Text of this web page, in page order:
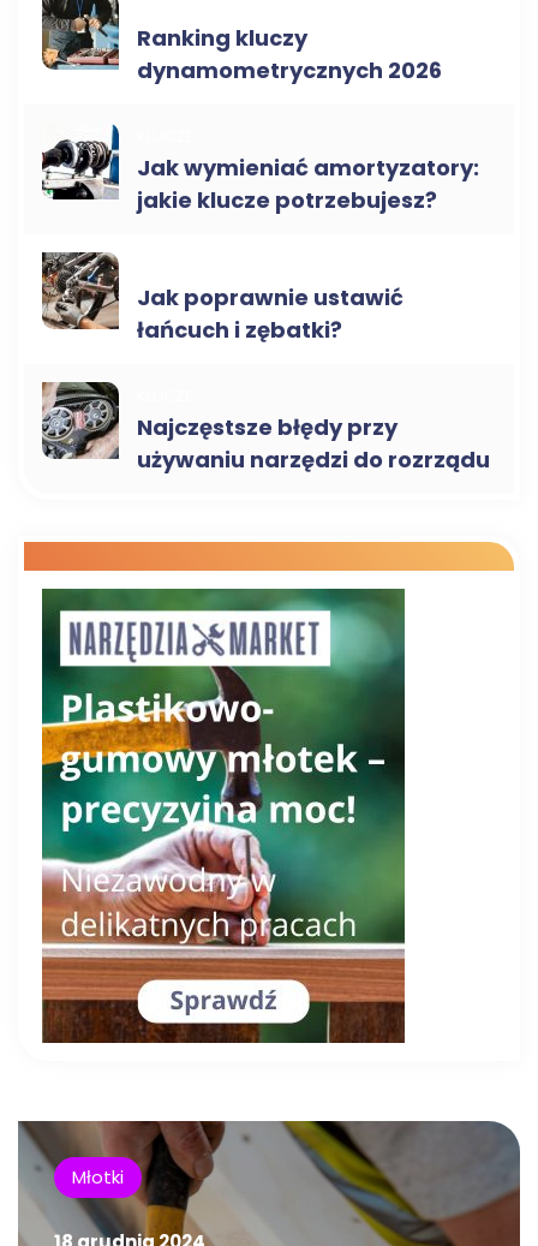
Ranking kluczy
dynamometrycznych 2026
Jak wymieniać amortyzatory:
jakie klucze potrzebujesz?
Jak poprawnie ustawić
łańcuch i zębatki?
Najczęstsze błędy przy
używaniu narzędzi do rozrządu
Młotki